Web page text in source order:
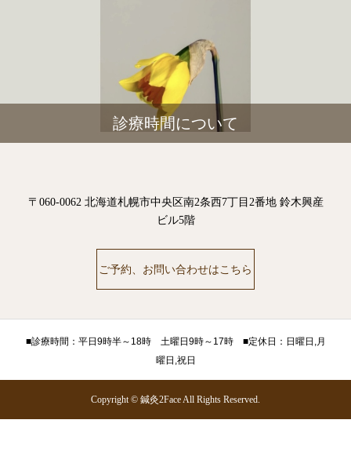
診療時間について
〒060-0062 北海道札幌市中央区南2条西7丁目2番地 鈴木興産
ビル5階
ご予約、お問い合わせはこちら
■診療時間：平日9時半～18時 土曜日9時～17時 ■定休日：日曜日,月
曜日,祝日
Copyright © 鍼灸2Face All Rights Reserved.